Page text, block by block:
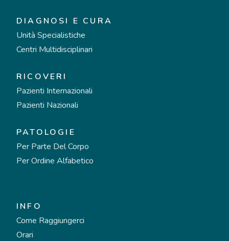
DIAGNOSI E CURA
Unità Specialistiche
Centri Multidisciplinari
RICOVERI
Pazienti Internazionali
Pazienti Nazionali
PATOLOGIE
Per Parte Del Corpo
Per Ordine Alfabetico
INFO
Come Raggiungerci
Orari